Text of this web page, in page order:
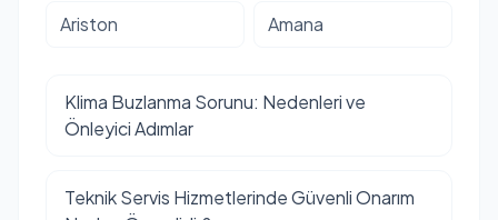
Ariston Amana
Klima Buzlanma Sorunu: Nedenleri ve
Önleyici Adımlar
Teknik Servis Hizmetlerinde Güvenli Onarım